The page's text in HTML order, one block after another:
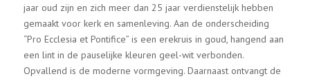
jaar oud zijn en zich meer dan 25 jaar verdienstelijk hebben
gemaakt voor kerk en samenleving. Aan de onderscheiding
“Pro Ecclesia et Pontifice” is een erekruis in goud, hangend aan
een lint in de pauselijke kleuren geel-wit verbonden.
Opvallend is de moderne vormgeving. Daarnaast ontvangt de